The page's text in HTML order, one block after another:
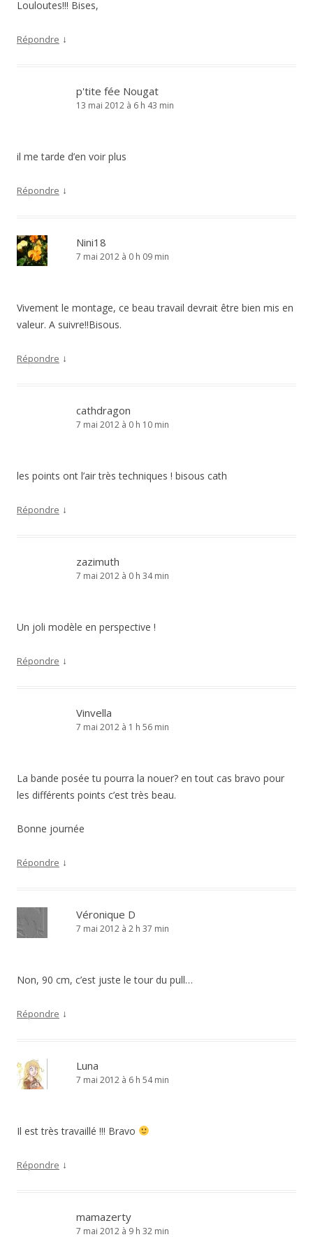
Louloutes!!! Bises,
Répondre ↓
p'tite fée Nougat
13 mai 2012 à 6 h 43 min
il me tarde d’en voir plus
Répondre ↓
Nini18
7 mai 2012 à 0 h 09 min
Vivement le montage, ce beau travail devrait être bien mis en
valeur. A suivre!!Bisous.
Répondre ↓
cathdragon
7 mai 2012 à 0 h 10 min
les points ont l’air très techniques ! bisous cath
Répondre ↓
zazimuth
7 mai 2012 à 0 h 34 min
Un joli modèle en perspective !
Répondre ↓
Vinvella
7 mai 2012 à 1 h 56 min
La bande posée tu pourra la nouer? en tout cas bravo pour
les différents points c’est très beau.
Bonne journée
Répondre ↓
Véronique D
7 mai 2012 à 2 h 37 min
Non, 90 cm, c’est juste le tour du pull…
Répondre ↓
Luna
7 mai 2012 à 6 h 54 min
Il est très travaillé !!! Bravo
Répondre ↓
mamazerty
7 mai 2012 à 9 h 32 min